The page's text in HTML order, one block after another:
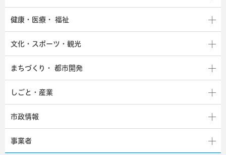
健康・医療・ 福祉
文化・スポーツ・観光
まちづくり・ 都市開発
しごと・産業
市政情報
事業者